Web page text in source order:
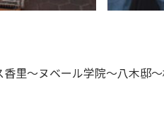
里～ヌベール学院～八木邸